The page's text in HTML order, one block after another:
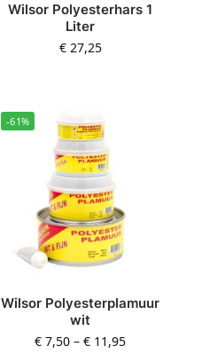
Wilsor Polyesterhars 1
Liter
€27,25
-61%
Wilsor Polyesterplamuur
wit
€ 7,50 –€ 11,95